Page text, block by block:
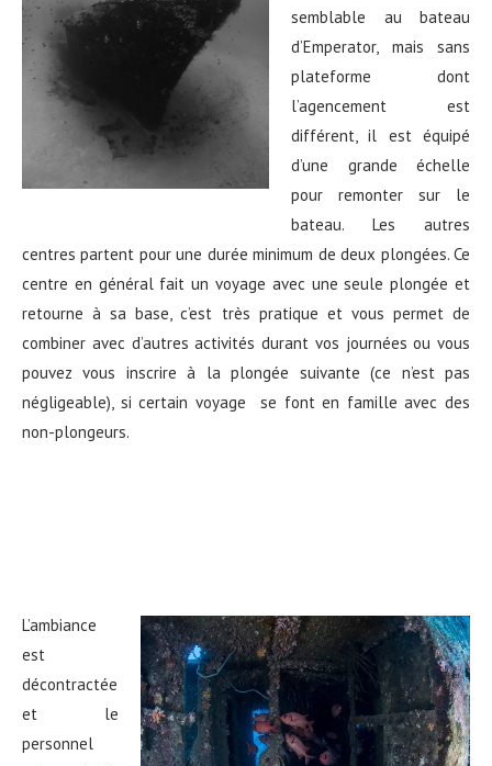
semblable au bateau
d’Emperator, mais sans
plateforme dont
l’agencement est
différent, il est équipé
d’une grande échelle
pour remonter sur le
bateau. Les autres
centres partent pour une durée minimum de deux plongées. Ce
centre en général fait un voyage avec une seule plongée et
retourne à sa base, c’est très pratique et vous permet de
combiner avec d’autres activités durant vos journées ou vous
pouvez vous inscrire à la plongée suivante (ce n’est pas
négligeable), si certain voyage se font en famille avec des
non-plongeurs.
L’ambiance
est
décontractée
et le
personnel